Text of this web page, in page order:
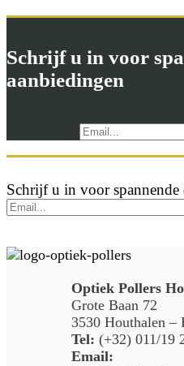
Schrijf u in voor
aanbiedingen
Schrijf u in voor spannende
Optiek Pollers
Grote Baan 72
3530 Houthalen –
Tel: (+32) 011/19
Email: